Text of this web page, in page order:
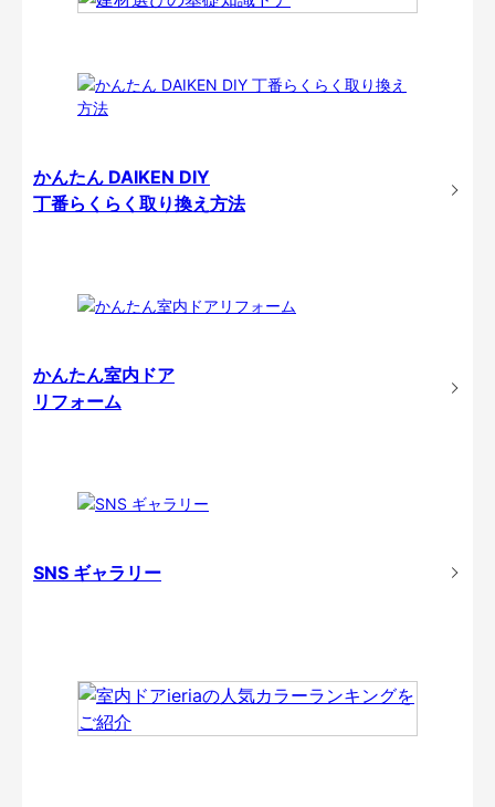
かんたん DAIKEN DIY
丁番らくらく取り換え方法
かんたん室内ドア
リフォーム
SNS ギャラリー